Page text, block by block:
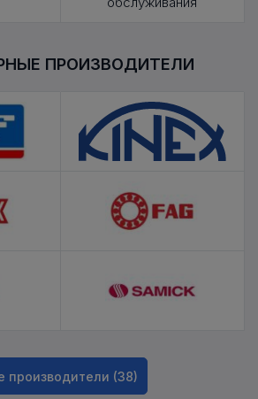
ПРОИЗВОДИТЕЛИ
производители (38)